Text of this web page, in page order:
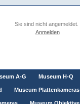
Sie sind nicht angemeldet.
Anmelden
A-G Museum H-Q
Museum Plattenkameras